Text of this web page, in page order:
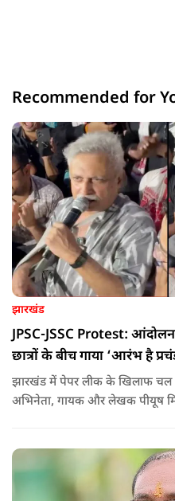
Recommended for
झारखंड
JPSC-JSSC Protest: आंदोलन
छात्रों के बीच गाया ‘आरंभ है
झारखंड में पेपर लीक के खिलाफ चल
अभिनेता, गायक और लेखक पीयूष